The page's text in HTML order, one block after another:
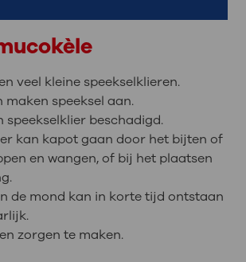
veel kleine speekselklieren.
maken speeksel aan.
speekselklier beschadigd.
kan kapot gaan door het bijten of
en wangen, of bij het plaatsen
de mond kan in korte tijd ontstaan
zorgen te maken.